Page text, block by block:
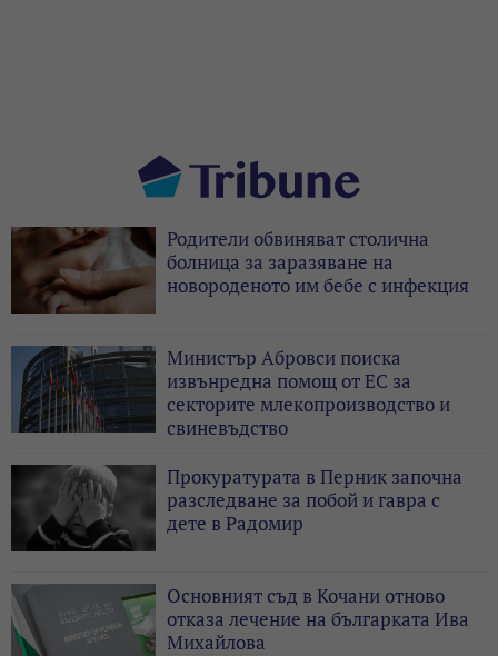
Родители обвиняват столична
болница за заразяване на
новороденото им бебе с инфекция
Министър Абровси поиска
извънредна помощ от ЕС за
секторите млекопроизводство и
свиневъдство
Прокуратурата в Перник започна
разследване за побой и гавра с
дете в Радомир
Основният съд в Кочани отново
отказа лечение на българката Ива
Михайлова